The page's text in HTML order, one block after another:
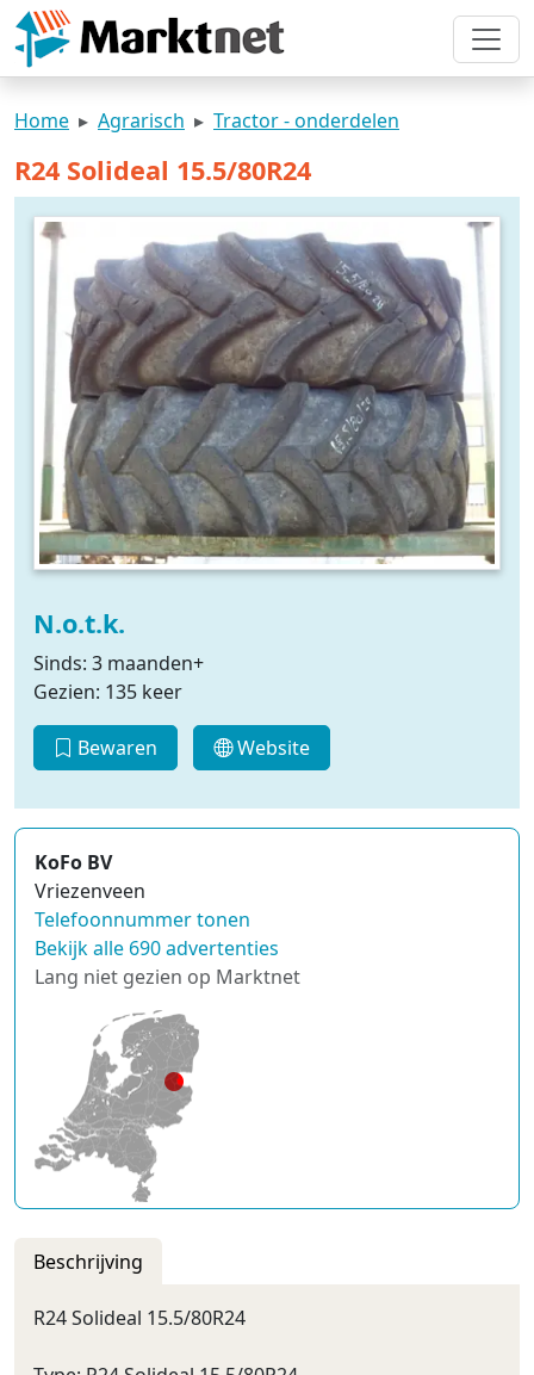
Home Agrarisch Tractor - onderdelen
R24 Solideal 15.5/80R24
N.o.t.k.
Sinds: 3 maanden+
Gezien: 135 keer
Bewaren Website
KoFo BV
Vriezenveen
Telefoonnummer tonen
Bekijk alle 690 advertenties
Lang niet gezien op Marktnet
Beschrijving
R24 Solideal 15.5/80R24